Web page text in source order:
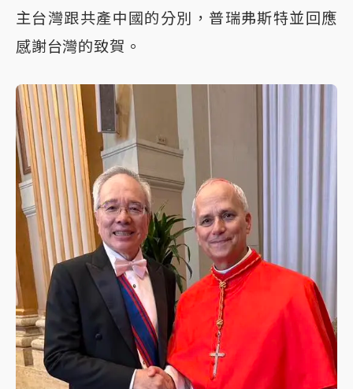
主台灣跟共產中國的分別，普瑞弗斯特並回應
感謝台灣的致賀。